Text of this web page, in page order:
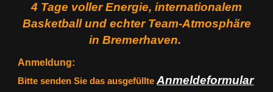
4 Tage voller Energie, internationalem
Basketball und echter Team-Atmosphäre
in Bremerhaven.
Anmeldung:
Bitte senden Sie das ausgefüllteAnmeldeformular